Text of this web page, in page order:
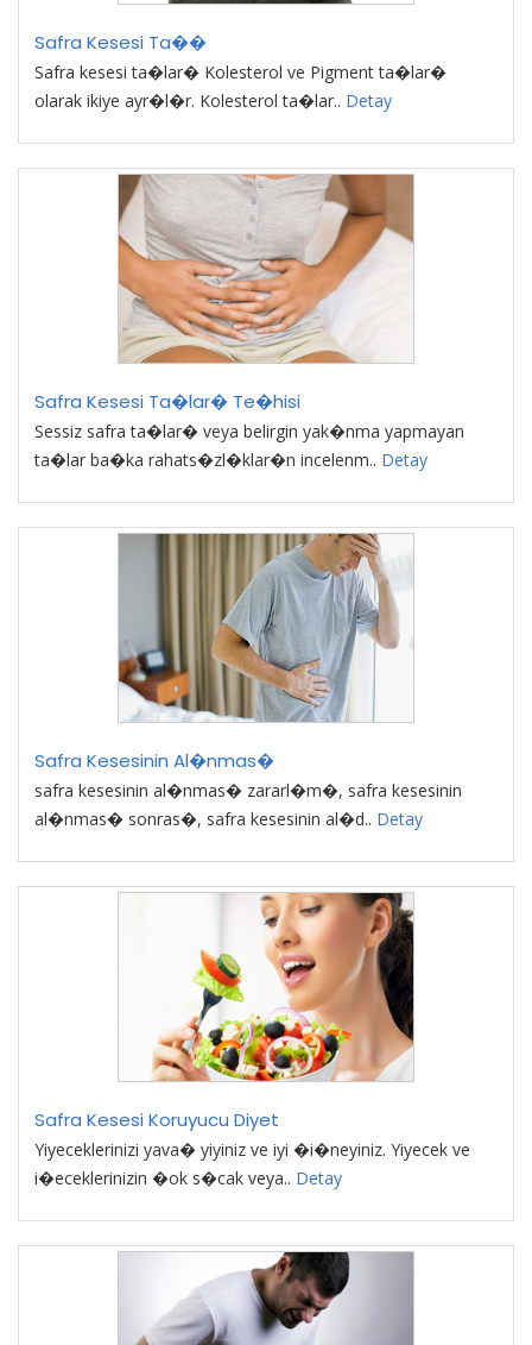
Safra Kesesi Ta��
Safra kesesi ta�lar� Kolesterol ve Pigment ta�lar�
olarak ikiye ayr�l�r. Kolesterol ta�lar.. Detay
Safra Kesesi Ta�lar� Te�hisi
Sessiz safra ta�lar� veya belirgin yak�nma yapmayan
ta�lar ba�ka rahats�zl�klar�n incelenm.. Detay
Safra Kesesinin Al�nmas�
safra kesesinin al�nmas� zararl�m�, safra kesesinin
al�nmas� sonras�, safra kesesinin al�d.. Detay
Safra Kesesi Koruyucu Diyet
Yiyeceklerinizi yava� yiyiniz ve iyi �i�neyiniz. Yiyecek ve
i�eceklerinizin �ok s�cak veya.. Detay